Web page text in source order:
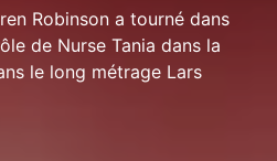
Robinson a tourné dans
de Nurse Tania dans la
le long métrage Lars